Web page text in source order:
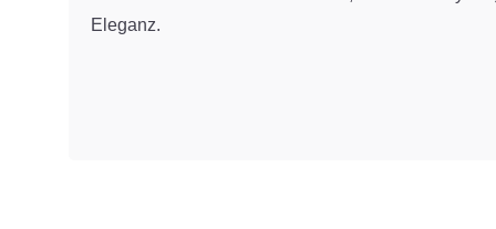
Eleganz.